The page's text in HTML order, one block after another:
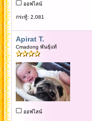
ออฟไลน์
กระทู้: 2,081
Apirat T.
Cmadong พันธุ์แท้
ออฟไลน์